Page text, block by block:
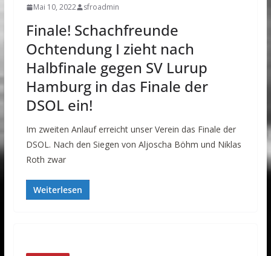
Mai 10, 2022 sfroadmin
Finale! Schachfreunde
Ochtendung I zieht nach
Halbfinale gegen SV Lurup
Hamburg in das Finale der
DSOL ein!
Im zweiten Anlauf erreicht unser Verein das Finale der
DSOL. Nach den Siegen von Aljoscha Böhm und Niklas
Roth zwar
Weiterlesen